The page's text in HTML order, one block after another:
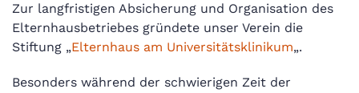
Zur langfristigen Absicherung und Organisation des
Elternhausbetriebes gründete unser Verein die
Stiftung „Elternhaus am Universitätsklinikum„.
Besonders während der schwierigen Zeit der